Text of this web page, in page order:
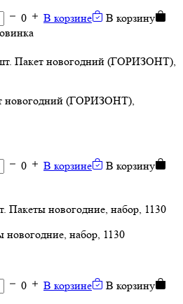
0
В корзине В корзину
новогодний (ГОРИЗОНТ),
0
В корзине В корзину
новогодние, набор, 1130
0
В корзине В корзину